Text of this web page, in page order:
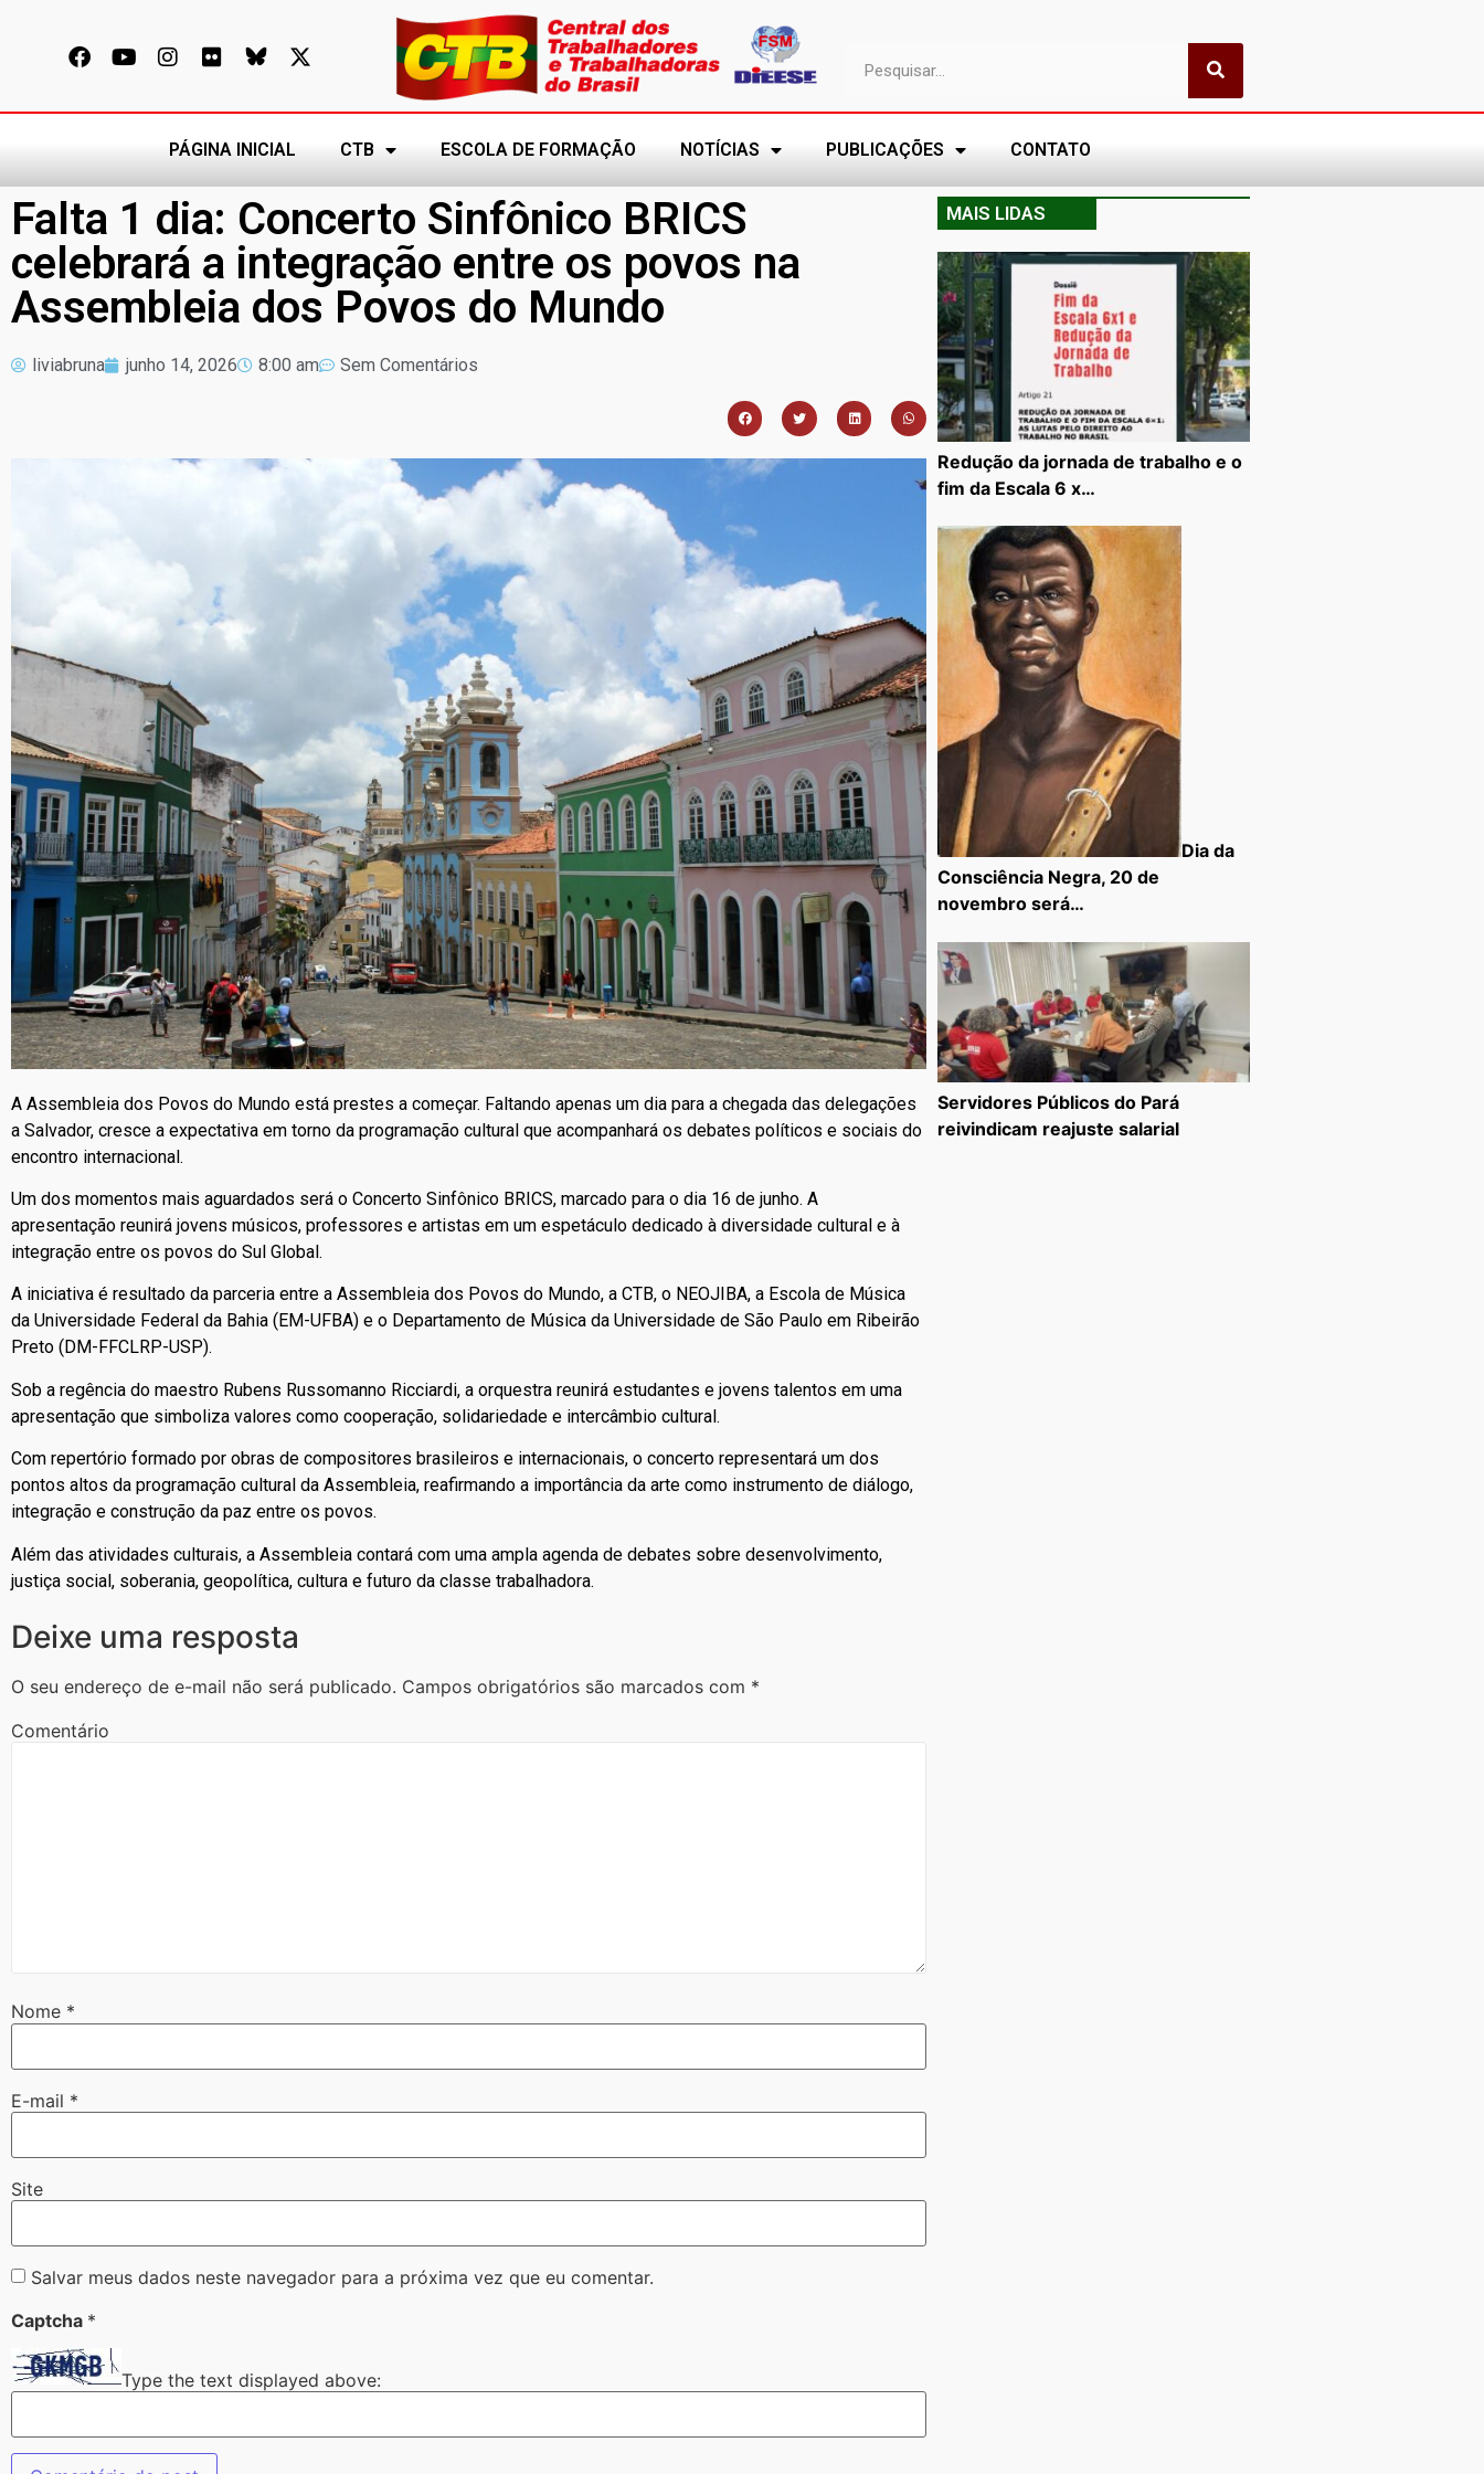
PÁGINA INICIAL CTB ESCOLA DE FORMAÇÃO NOTÍCIAS PUBLICAÇÕES CONTATO
Falta 1 dia: Concerto Sinfônico BRICS
celebrará a integração entre os povos na
Assembleia dos Povos do Mundo
liviabruna junho 14, 2026 8:00 am Sem Comentários
A Assembleia dos Povos do Mundo está prestes a começar. Faltando apenas um dia para a chegada das delegações
a Salvador, cresce a expectativa em torno da programação cultural que acompanhará os debates políticos e sociais do
encontro internacional.
Um dos momentos mais aguardados será o Concerto Sinfônico BRICS, marcado para o dia 16 de junho. A
apresentação reunirá jovens músicos, professores e artistas em um espetáculo dedicado à diversidade cultural e à
integração entre os povos do Sul Global.
A iniciativa é resultado da parceria entre a Assembleia dos Povos do Mundo, a CTB, o NEOJIBA, a Escola de Música
da Universidade Federal da Bahia (EM-UFBA) e o Departamento de Música da Universidade de São Paulo em Ribeirão
Preto (DM-FFCLRP-USP).
Sob a regência do maestro Rubens Russomanno Ricciardi, a orquestra reunirá estudantes e jovens talentos em uma
apresentação que simboliza valores como cooperação, solidariedade e intercâmbio cultural.
Com repertório formado por obras de compositores brasileiros e internacionais, o concerto representará um dos
pontos altos da programação cultural da Assembleia, reafirmando a importância da arte como instrumento de diálogo,
integração e construção da paz entre os povos.
Além das atividades culturais, a Assembleia contará com uma ampla agenda de debates sobre desenvolvimento,
justiça social, soberania, geopolítica, cultura e futuro da classe trabalhadora.
Deixe uma resposta
O seu endereço de e-mail não será publicado. Campos obrigatórios são marcados com *
Comentário
Nome *
E-mail *
Site
Salvar meus dados neste navegador para a próxima vez que eu comentar.
Captcha *
Type the text displayed above:
MAIS LIDAS
Redução da jornada de trabalho e o
fim da Escala 6 x…
Dia da
Consciência Negra, 20 de
novembro será…
Servidores Públicos do Pará
reivindicam reajuste salarial